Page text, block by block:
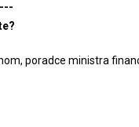
poradce ministra